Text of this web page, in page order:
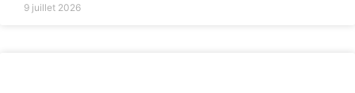
9 juillet 2026